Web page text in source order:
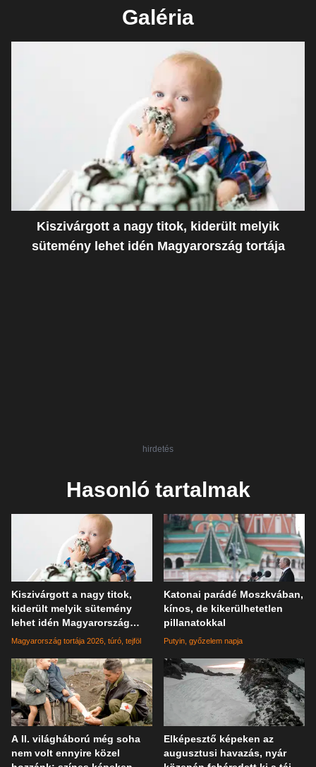
Galéria
Kiszivárgott a nagy titok, kiderült melyik
sütemény lehet idén Magyarország tortája
hirdetés
Hasonló tartalmak
Kiszivárgott a nagy titok,
kiderült melyik sütemény
lehet idén Magyarország
tortája
Magyarország tortája 2026 túró tejföl
Katonai parádé Moszkvában,
kínos, de kikerülhetetlen
pillanatokkal
Putyin győzelem napja
A II. világháború még soha
nem volt ennyire közel
Elképesztő képeken az
augusztusi havazás, nyár